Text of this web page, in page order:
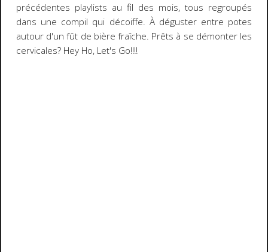
précédentes playlists au fil des mois, tous regroupés
dans une compil qui décoiffe. À déguster entre potes
autour d'un fût de bière fraîche. Prêts à se démonter les
cervicales? Hey Ho, Let's Go!!!!